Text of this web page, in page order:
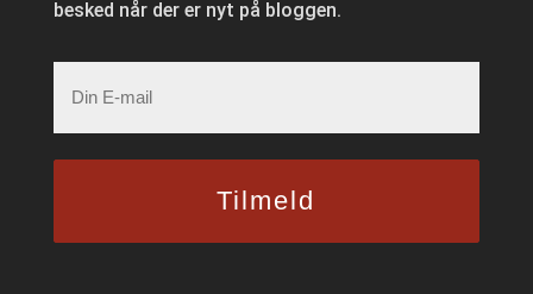
besked når der er nyt på bloggen.
mail